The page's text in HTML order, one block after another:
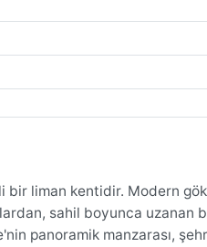
bir liman kentidir. Modern
sahil boyunca uzanan
panoramik manzarası,